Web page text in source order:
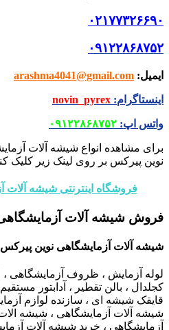
۰۲۱۷۷۳۲۶۶۹۰
۰۹۱۲۲۸۶۸۷۵۲
ایمیل:
arashma4041@gmail.com
اینستاگرام:
novin_pyrex
واتس اپ: ۰۹۱۲۲۸۶۸۷۵۲
برای مشاهده انواع شیشه آلات
نوین پیرکس بر روی لینک زیر کلیک
فروشگاه اینترنتی شیشه آلات
فروش شیشه آلات
شیشه آلات آزمایشگاهی نوین پیرکس
لوله آزمایش ، ظروف آزمایشگاهی ،
کجلدال ، بالن تقطیر ، آدابتور
قایقک شیشه ای ، سازنده لوازم
شیشه آلات آزمایشگاهی ، شیشه
آزمایشگاهی ، خرید شیشه آلات